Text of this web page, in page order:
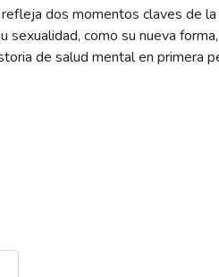
dos momentos claves de
como su nueva
de salud mental en primera